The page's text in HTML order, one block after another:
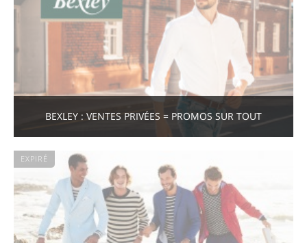
BEXLEY : VENTES PRIVÉES = PROMOS SUR TOUT
EXPIRÉ